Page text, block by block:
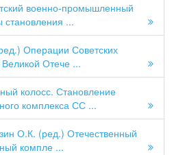
военно-промышленный
становления ...
Операции Советских
Отече ...
колосс. Становление
комплекса СС ...
О.К. (ред.) Отечественный
компле ...